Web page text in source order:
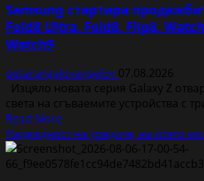
сухо
почистване
000
патентни
заявки
в
световен
мащаб
Samsung стартира
Fold8 Ultra, Fold8, Flip8,
Watch9
petarangelovangelov 07.08.2026
Изцяло новата серия Galaxy Z
света на сгъваемите устройства с
Read MoreRead
more
about
Samsung
Надеждност на уредите, на която